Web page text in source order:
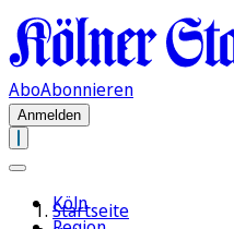
AboAbonnieren
Anmelden
Köln
Startseite